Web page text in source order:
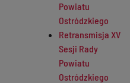
Powiatu
Ostródzkiego
Retransmisja XV
Sesji Rady
Powiatu
Ostródzkiego